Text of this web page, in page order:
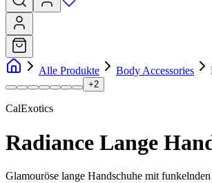
Alle Produkte Body Accessories
+2
CalExotics
Radiance Lange
Glamouröse lange Handschuhe mit